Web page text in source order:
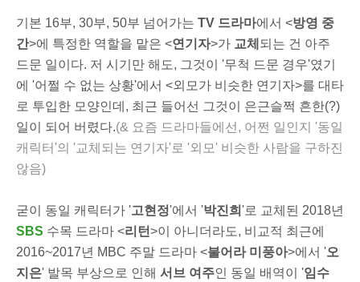
기본 16부, 30부, 50부 넘어가는 TV 드라마에서 <방영 중
간>에 특정한 역할을 맡은 <연기자>가 교체 되는 건 아주
드문 일이다. 저 시기만 해도, 그것이 '무척 드문 경우'였기
에 '어쩔 수 없는 상황'에서 <외모가 비슷한 연기자>를 대타
로 투입한 모양인데, 최근 들어선 그것이 은근슬쩍 흔한(?)
일이 되어 버렸다.(& 요즘 드라마들에선, 어쩐 일인지 '동일
캐릭터'의 '교체되는 연기자'로 '외모' 비슷한 사람을 구하진
않음)
굳이 동일 캐릭터가 '고현정'에서 '박진희 '로 교체된 2018년
SBS 수목 드라마 <리턴>이 아니더라도, 비교적 최근에
2016~2017년 MBC 주말 드라마 <불어라 미풍아>에서 '오
지은' 발목 부상으로 인해 서브 여주인 동일 배역이 '임수